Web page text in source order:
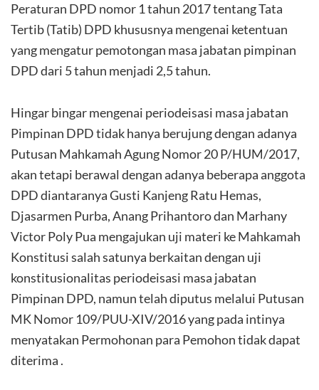
Peraturan DPD nomor 1 tahun 2017 tentang Tata
Tertib (Tatib) DPD khususnya mengenai ketentuan
yang mengatur pemotongan masa jabatan pimpinan
DPD dari 5 tahun menjadi 2,5 tahun.
Hingar bingar mengenai periodeisasi masa jabatan
Pimpinan DPD tidak hanya berujung dengan adanya
Putusan Mahkamah Agung Nomor 20 P/HUM/2017,
akan tetapi berawal dengan adanya beberapa anggota
DPD diantaranya Gusti Kanjeng Ratu Hemas,
Djasarmen Purba, Anang Prihantoro dan Marhany
Victor Poly Pua mengajukan uji materi ke Mahkamah
Konstitusi salah satunya berkaitan dengan uji
konstitusionalitas periodeisasi masa jabatan
Pimpinan DPD, namun telah diputus melalui Putusan
MK Nomor 109/PUU-XIV/2016 yang pada intinya
menyatakan Permohonan para Pemohon tidak dapat
diterima .